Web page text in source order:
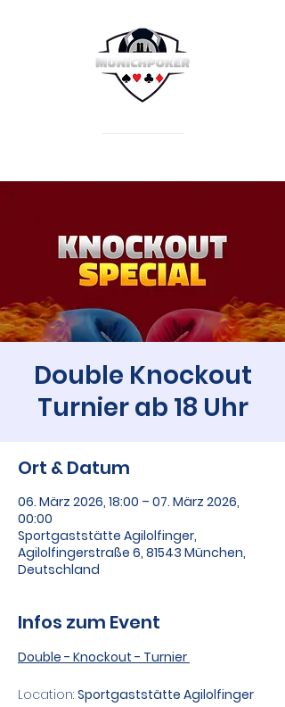
Double Knockout
Turnier ab 18 Uhr
Ort & Datum
06. März 2026, 18:00 – 07. März 2026,
00:00
Sportgaststätte Agilolfinger,
Agilolfingerstraße 6, 81543 München,
Deutschland
Infos zum Event
Double - Knockout - Turnier
Location: Sportgaststätte Agilolfinger